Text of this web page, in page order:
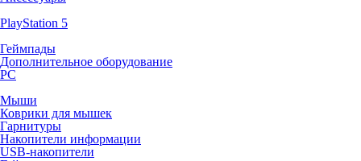
PlayStation 5
Геймпады
Дополнительное оборудование
PC
Мыши
Коврики для мышек
Гарнитуры
Накопители информации
USB-накопители